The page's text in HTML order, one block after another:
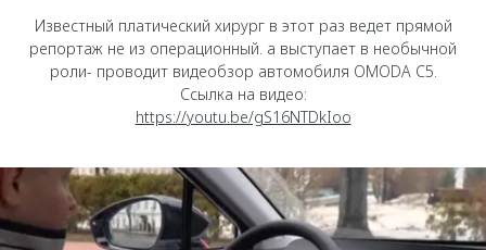
от 2 739 000 ₽*
Записаться на тест-драйв
Cпецпредложения
Кредит и страхование
Кредитные программы
Кузовной ремонт
Сервисные акции
Помощь на дороге
Гарантия
Дополнительная техническая поддержка
Онлайн-сервисы
Клуб владельцев OMODA
Бренд JAECOO
Правовая информация
Известный платический хирург в этот раз ведет прямой
репортаж не из операционный. а выступает в необычной
роли- проводит видеобзор автомобиля OMODA C5.
Ссылка на видео:
https://youtu.be/gS16NTDkIoo